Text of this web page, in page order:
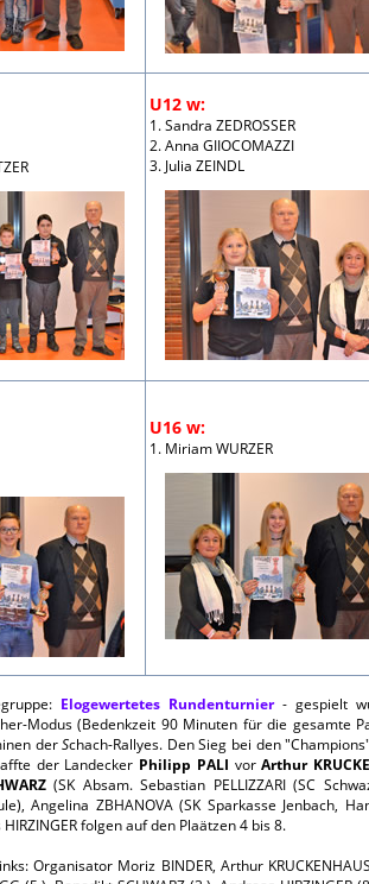
U12 w:
1. Sandra ZEDROSSER
2. Anna GIIOCOMAZZI
3. Julia ZEINDL
U16 w:
1. Miriam WURZER
Elogewertetes Rundenturnier- gespielt
Modus (Bedenkzeit 90 Minuten für die gesamte
derSchach-Rallyes. Den Sieg bei den
der Landecker Philipp PALI vorArthur
(SK Absam. Sebastian PELLIZZARI (SC
Angelina ZBHANOVA (SK Sparkasse Jenbach,
folgen auf den Plaätzen 4 bis 8.
Organisator Moriz BINDER, Arthur